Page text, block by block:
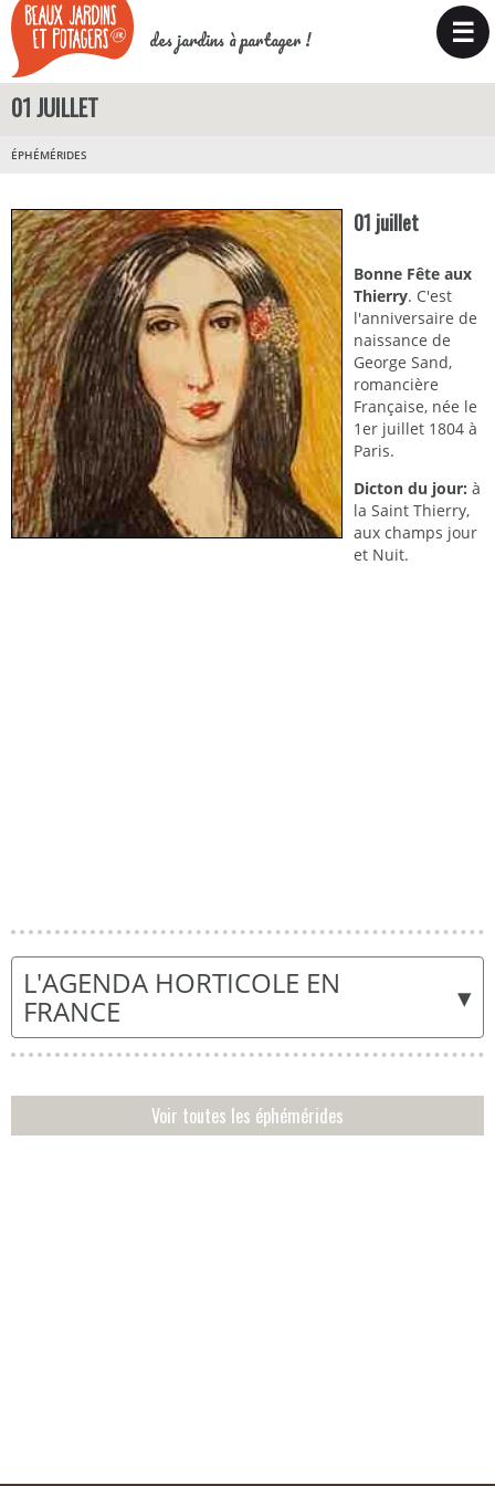
des jardins à partager ! ☰
01 JUILLET
ÉPHÉMÉRIDES
01 juillet
Bonne Fête aux
Thierry. C'est
l'anniversaire de
naissance de
George Sand,
romancière
Française, née le
1er juillet 1804 à
Paris.
Dicton du jour: à
la Saint Thierry,
aux champs jour
et Nuit.
▾
L'AGENDA HORTICOLE EN
FRANCE
Voir toutes les éphémérides